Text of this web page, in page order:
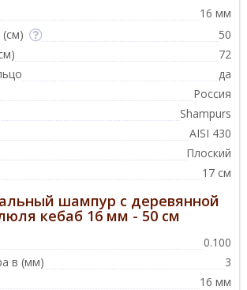
16 мм
50
72
да
Россия
Shampurs
AISI 430
Плоский
17 см
шампур с деревянной
кебаб 16 мм - 50 см
0.100
в (мм)
3
16 мм